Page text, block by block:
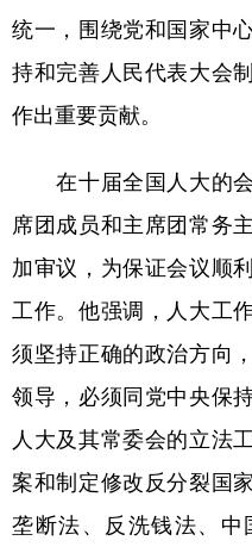
统一，围绕党和国家中
持和完善人民代表大会
作出重要贡献。
在十届全国人大的会
席团成员和主席团常务
加审议，为保证会议顺
工作。他强调，人大工
须坚持正确的政治方向
领导，必须同党中央保
人大及其常委会的立法
案和制定修改反分裂国
垄断法、反洗钱法、中